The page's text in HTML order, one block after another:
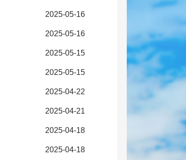
2025-05-16
2025-05-16
2025-05-15
2025-05-15
2025-04-22
2025-04-21
2025-04-18
2025-04-18